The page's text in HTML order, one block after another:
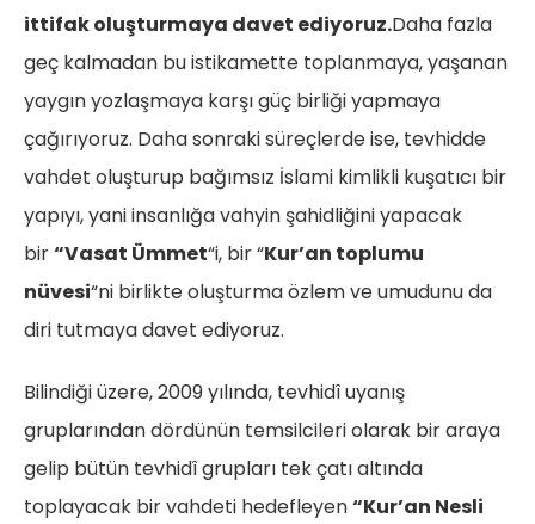
ittifak oluşturmaya davet ediyoruz.Daha fazla
geç kalmadan bu istikamette toplanmaya, yaşanan
yaygın yozlaşmaya karşı güç birliği yapmaya
çağırıyoruz. Daha sonraki süreçlerde ise, tevhidde
vahdet oluşturup bağımsız İslami kimlikli kuşatıcı bir
yapıyı, yani insanlığa vahyin şahidliğini yapacak
bir“Vasat Ümmet“i, bir “Kur’an toplumu
nüvesi“ni birlikte oluşturma özlem ve umudunu da
diri tutmaya davet ediyoruz.
Bilindiği üzere, 2009 yılında, tevhidî uyanış
gruplarından dördünün temsilcileri olarak bir araya
gelip bütün tevhidî grupları tek çatı altında
toplayacak bir vahdeti hedefleyen“Kur’an Nesli